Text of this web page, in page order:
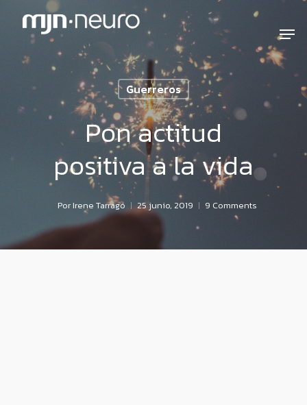
Guerreros
Pon actitud
positiva a la vida
PorIrene Tarragó 25 junio, 2019 9 Comments